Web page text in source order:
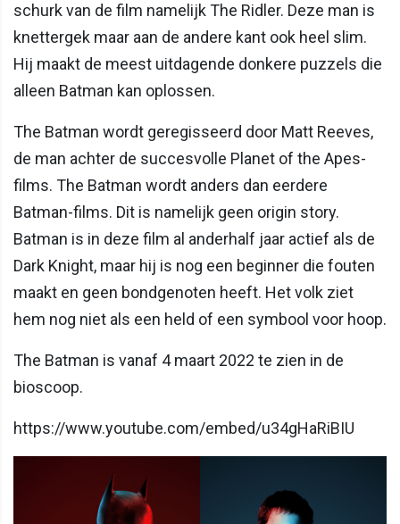
schurk van de film namelijk The Ridler. Deze man is
knettergek maar aan de andere kant ook heel slim.
Hij maakt de meest uitdagende donkere puzzels die
alleen Batman kan oplossen.
The Batman wordt geregisseerd door Matt Reeves,
de man achter de succesvolle Planet of the Apes-
films. The Batman wordt anders dan eerdere
Batman-films. Dit is namelijk geen origin story.
Batman is in deze film al anderhalf jaar actief als de
Dark Knight, maar hij is nog een beginner die fouten
maakt en geen bondgenoten heeft. Het volk ziet
hem nog niet als een held of een symbool voor hoop.
The Batman is vanaf 4 maart 2022 te zien in de
bioscoop.
https://www.youtube.com/embed/u34gHaRiBIU